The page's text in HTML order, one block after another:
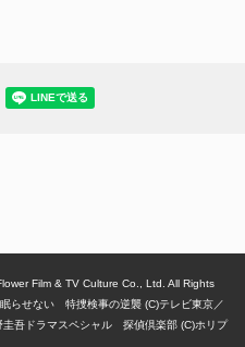
Film & TV Culture Co., Ltd. All Rights
らせない 特捜検事の逆襲 (C)テレビ東京
圭吾ドラマスペシャル 探偵倶楽部 (C)ホリプ